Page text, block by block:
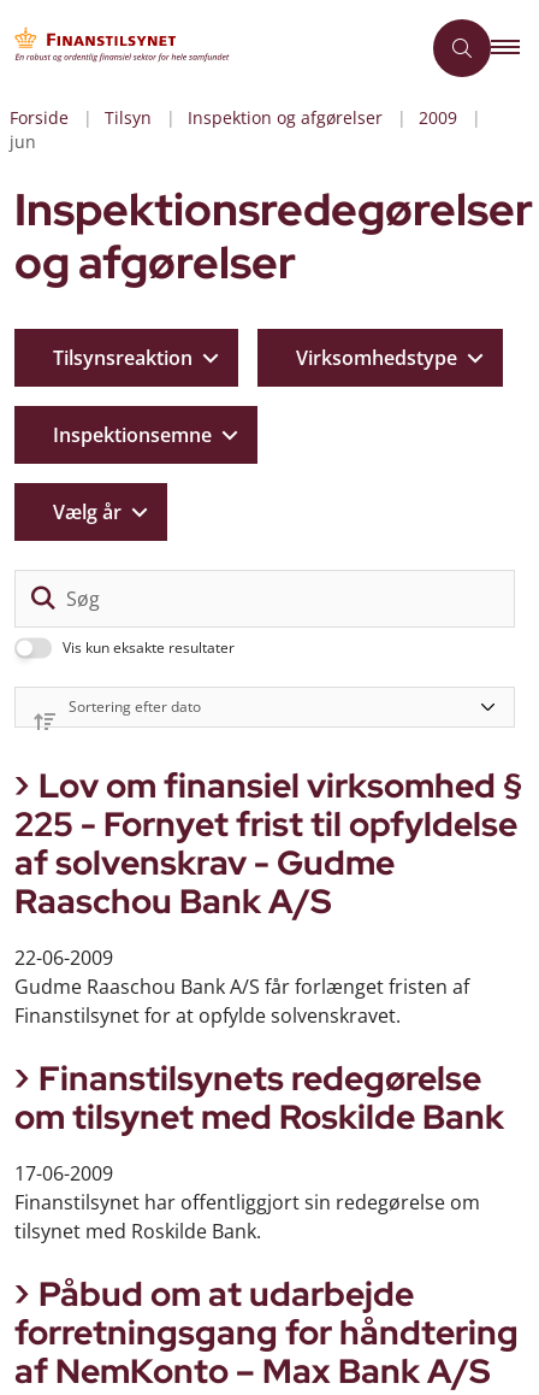
Forside Tilsyn Inspektion og afgørelser
2009
jun
Inspektionsredegørelser
og afgørelser
Vis kun eksakte resultater
Tilsynsreaktion Virksomhedstype
Inspektionsemne
Vælg år
Lov om finansiel virksomhed §
225 - Fornyet frist til opfyldelse
af solvenskrav - Gudme
Raaschou Bank A/S
22-06-2009
Gudme Raaschou Bank A/S får forlænget fristen af
Finanstilsynet for at opfylde solvenskravet.
Finanstilsynets redegørelse
om tilsynet med Roskilde Bank
17-06-2009
Finanstilsynet har offentliggjort sin redegørelse om
tilsynet med Roskilde Bank.
Påbud om at udarbejde
forretningsgang for håndtering
af NemKonto – Max Bank A/S